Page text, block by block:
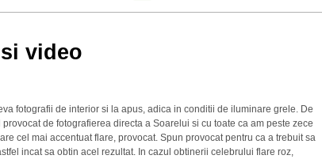
video
fotografii de interior si la apus, adica in conditii de iluminare grele. De
de fotografierea directa a Soarelui si cu toate ca am peste zece
cel mai accentuat flare, provocat. Spun provocat pentru ca a trebuit sa
incat sa obtin acel rezultat. In cazul obtinerii celebrului flare roz,